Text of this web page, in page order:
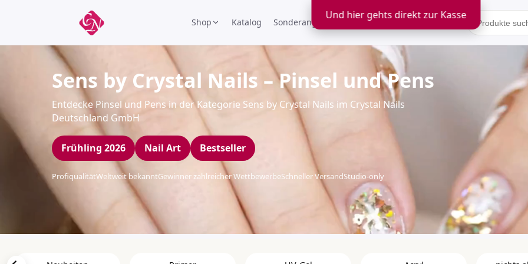
Shop Katalog Sonderangebote Kontakt
Sens by Crystal Nails – Pinsel und Pens
Entdecke Pinsel und Pens in der Kategorie Sens by Crystal Nails im Crystal Nails
Deutschland GmbH
Frühling 2026 Nail Art Bestseller
ProfiqualitätWeltweit bekanntGewinner zahlreicher WettbewerbeSchneller VersandStudio-only
Und hier gehts direkt zur Kasse